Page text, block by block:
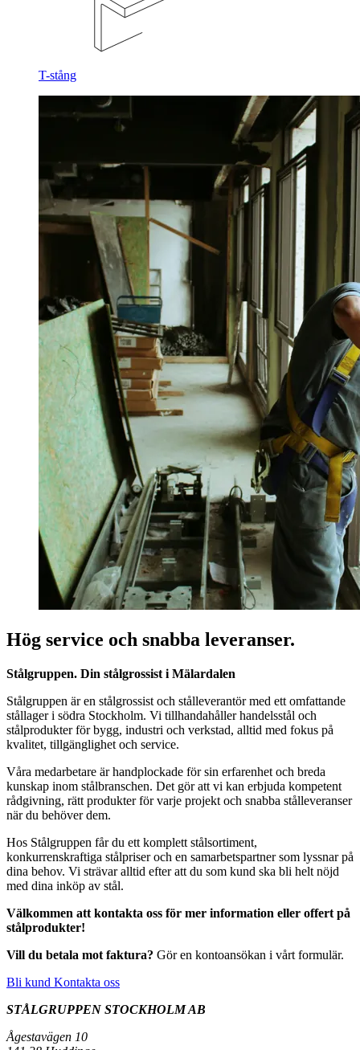
T-stång
Hög service och snabba leveranser.
Stålgruppen. Din stålgrossist i Mälardalen
Stålgruppen är en stålgrossist och stålleverantör med ett omfattande
stållager i södra Stockholm. Vi tillhandahåller handelsstål och
stålprodukter för bygg, industri och verkstad, alltid med fokus på
kvalitet, tillgänglighet och service.
Våra medarbetare är handplockade för sin erfarenhet och breda
kunskap inom stålbranschen. Det gör att vi kan erbjuda kompetent
rådgivning, rätt produkter för varje projekt och snabba stålleveranser
när du behöver dem.
Hos Stålgruppen får du ett komplett stålsortiment,
konkurrenskraftiga stålpriser och en samarbetspartner som lyssnar på
dina behov. Vi strävar alltid efter att du som kund ska bli helt nöjd
med dina inköp av stål.
Välkommen att kontakta oss för mer information eller offert på
stålprodukter!
Vill du betala mot faktura? Gör en kontoansökan i vårt formulär.
Bli kund Kontakta oss
STÅLGRUPPEN STOCKHOLM AB
Ågestavägen 10